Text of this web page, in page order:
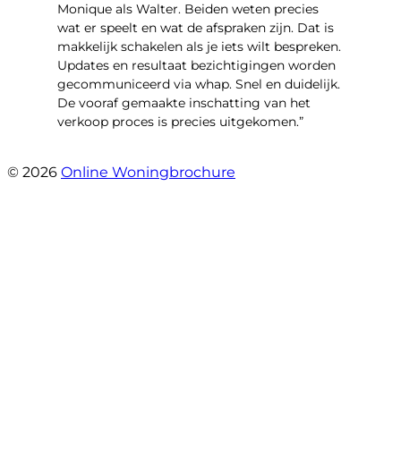
Monique als Walter. Beiden weten precies
wat er speelt en wat de afspraken zijn. Dat is
makkelijk schakelen als je iets wilt bespreken.
Updates en resultaat bezichtigingen worden
gecommuniceerd via whap. Snel en duidelijk.
De vooraf gemaakte inschatting van het
verkoop proces is precies uitgekomen.”
© 2026 Online Woningbrochure